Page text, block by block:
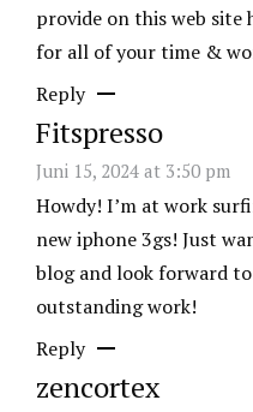
provide on this web site
for all of your time &
Reply
Fitspresso
Juni 15, 2024 at 3:50 pm
Howdy! I’m at work
new iphone 3gs! Just
blog and look forward
outstanding work!
Reply
zencortex